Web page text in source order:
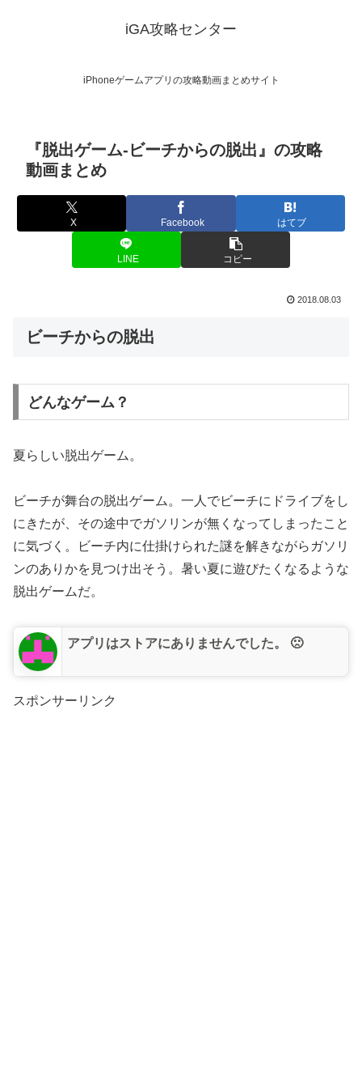
iGA攻略センター
iPhoneゲームアプリの攻略動画まとめサイト
『脱出ゲーム-ビーチからの脱出』の攻略
動画まとめ
X Facebook はてブ
LINE コピー
2018.08.03
ビーチからの脱出
どんなゲーム？
夏らしい脱出ゲーム。
ビーチが舞台の脱出ゲーム。一人でビーチにドライブをし
にきたが、その途中でガソリンが無くなってしまったこと
に気づく。ビーチ内に仕掛けられた謎を解きながらガソリ
ンのありかを見つけ出そう。暑い夏に遊びたくなるような
脱出ゲームだ。
アプリはストアにありませんでした。 🙁
スポンサーリンク